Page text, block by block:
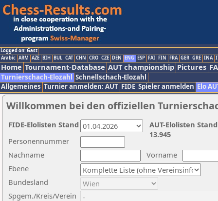
Logged on: Gast
Arabic ARM AZE BIH BUL CAT CHN CRO CZE DEN ENG ESP FAI FIN FRA GER GRE INA
Home Tournament-Database AUT championship Pictures
Turnierschach-Elozahl Schnellschach-Elozahl
Allgemeines Turnier anmelden: AUT FIDE Spieler anmelden Elo
Willkommen bei den offiziellen
Nachname
Vorname
Ebene
Personennummer
Bundesland
Spgem./Kreis/Verein
AUT-Elolisten
13.945
FIDE-Elolisten Stand